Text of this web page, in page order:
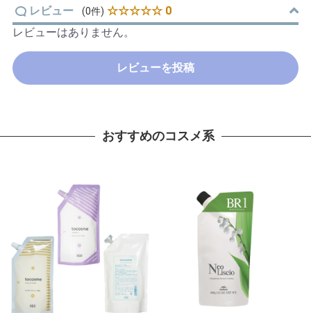
レビュー (0件) ☆☆☆☆☆ 0
レビューはありません。
レビューを投稿
おすすめのコスメ系